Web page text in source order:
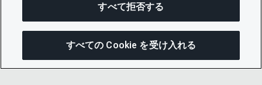
すべて拒否する
すべての Cookie を受け入れる